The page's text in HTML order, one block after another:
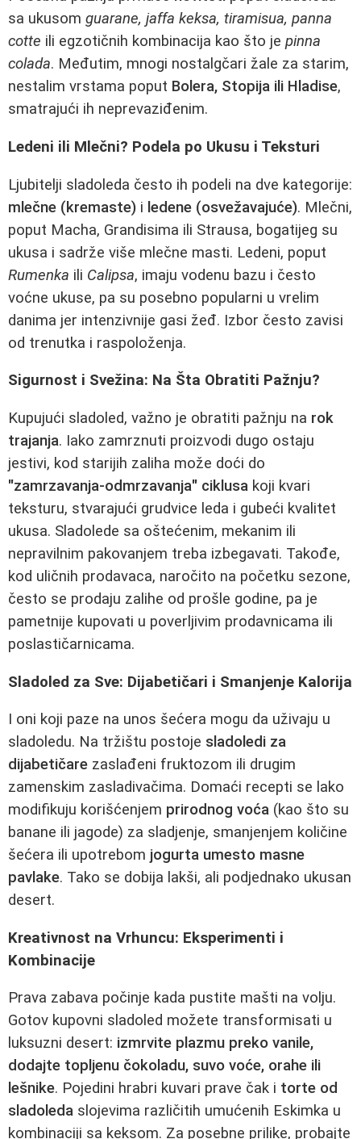
sa ukusom guarane, jaffa keksa, tiramisua, panna
cotte ili egzotičnih kombinacija kao što je pinna
colada. Međutim, mnogi nostalgčari žale za starim,
nestalim vrstama poput Bolera, Stopija ili Hladise,
smatrajući ih neprevaziđenim.
Ledeni ili Mlečni? Podela po Ukusu i Teksturi
Ljubitelji sladoleda često ih podeli na dve kategorije:
mlečne (kremaste) i ledene (osvežavajuće). Mlečni,
poput Macha, Grandisima ili Strausa, bogatijeg su
ukusa i sadrže više mlečne masti. Ledeni, poput
Rumenka ili Calipsa, imaju vodenu bazu i često
voćne ukuse, pa su posebno popularni u vrelim
danima jer intenzivnije gasi žeđ. Izbor često zavisi
od trenutka i raspoloženja.
Sigurnost i Svežina: Na Šta Obratiti Pažnju?
Kupujući sladoled, važno je obratiti pažnju na rok
trajanja. Iako zamrznuti proizvodi dugo ostaju
jestivi, kod starijih zaliha može doći do
"zamrzavanja-odmrzavanja" ciklusa koji kvari
teksturu, stvarajući grudvice leda i gubeći kvalitet
ukusa. Sladolede sa oštećenim, mekanim ili
nepravilnim pakovanjem treba izbegavati. Takođe,
kod uličnih prodavaca, naročito na početku sezone,
često se prodaju zalihe od prošle godine, pa je
pametnije kupovati u poverljivim prodavnicama ili
poslastičarnicama.
Sladoled za Sve: Dijabetičari i Smanjenje Kalorija
I oni koji paze na unos šećera mogu da uživaju u
sladoledu. Na tržištu postoje sladoledi za
dijabetičare zaslađeni fruktozom ili drugim
zamenskim zasladivačima. Domaći recepti se lako
modifikuju korišćenjem prirodnog voća (kao što su
banane ili jagode) za sladjenje, smanjenjem količine
šećera ili upotrebom jogurta umesto masne
pavlake. Tako se dobija lakši, ali podjednako ukusan
desert.
Kreativnost na Vrhuncu: Eksperimenti i
Kombinacije
Prava zabava počinje kada pustite mašti na volju.
Gotov kupovni sladoled možete transformisati u
luksuzni desert: izmrvite plazmu preko vanile,
dodajte topljenu čokoladu, suvo voće, orahe ili
lešnike. Pojedini hrabri kuvari prave čak i torte od
sladoleda slojevima različitih umućenih Eskimka u
kombinaciji sa keksom. Za posebne prilike, probajte